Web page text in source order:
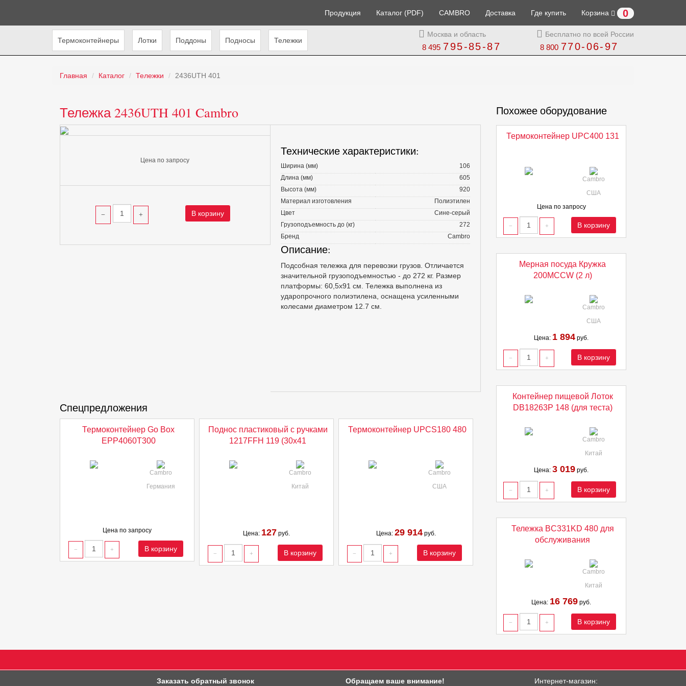
Продукция Каталог (PDF) CAMBRO Доставка Где купить Корзина 0
Термоконтейнеры Лотки Поддоны Подносы Тележки
Бесплатно по всей России
8 800 770-06-97
Москва и область
8 495 795-85-87
Главная Каталог Тележки 2436UTH 401
Тележка 2436UTH 401 Cambro
Цена по запросу
В корзину
Технические характеристики:
Ширина (мм)
106
Длина (мм)
605
Высота (мм)
920
Материал изготовления
Полиэтилен
Цвет
Сине-серый
Грузоподъемность до (кг)
272
Бренд
Cambro
Описание:
Подсобная тележка для перевозки грузов. Отличается
значительной грузоподъемностью - до 272 кг. Размер
платформы: 60,5х91 см. Тележка выполнена из
ударопрочного полиэтилена, оснащена усиленными
колесами диаметром 12.7 см.
Спецпредложения
Термоконтейнер Go Box
EPP4060T300
Cambro
Германия
Цена по запросу
В корзину
Поднос пластиковый с ручками
1217FFH 119 (30х41
Cambro
Китай
Цена: 127 руб.
В корзину
Термоконтейнер UPCS180 480
Cambro
США
Цена: 29 914руб.
В корзину
Похожее оборудование
Термоконтейнер UPC400 131
Cambro
США
Цена по запросу
В корзину
Мерная посуда Кружка
200MCCW (2 л)
Cambro
США
Цена: 1 894 руб.
В корзину
Контейнер пищевой Лоток
DB18263P 148 (для теста)
Cambro
Китай
Цена: 3 019 руб.
В корзину
Тележка BC331KD 480 для
обслуживания
Cambro
Китай
Цена: 16 769 руб.
В корзину
Заказать обратный звонок Обращаем ваше внимание! Интернет-магазин: